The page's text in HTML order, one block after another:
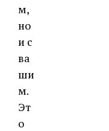
м,
но
и с
ва
ши
м.
Эт
о